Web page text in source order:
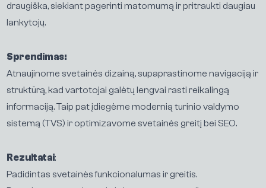
draugiška, siekiant pagerinti matomumą ir pritraukti daugiau
lankytojų.
Sprendimas:
Atnaujinome svetainės dizainą, supaprastinome navigaciją ir
struktūrą, kad vartotojai galėtų lengvai rasti reikalingą
informaciją. Taip pat įdiegėme modernią turinio valdymo
sistemą (TVS) ir optimizavome svetainės greitį bei SEO.
Rezultatai:
Padidintas svetainės funkcionalumas ir greitis.